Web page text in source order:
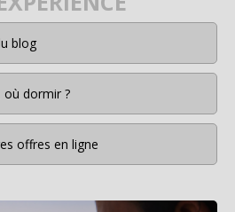
blog
où dormir ?
offres en ligne